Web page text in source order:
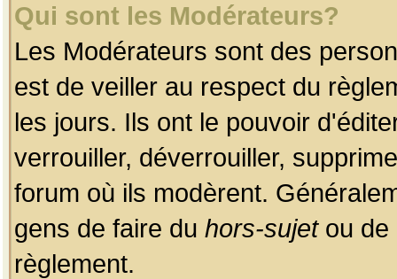
Qui sont les Modérateurs?
Les Modérateurs sont des
est de veiller au respect du
les jours. Ils ont le pouvoir
verrouiller, déverrouiller,
forum où ils modèrent.
gens de faire du hors-sujetou de
règlement.